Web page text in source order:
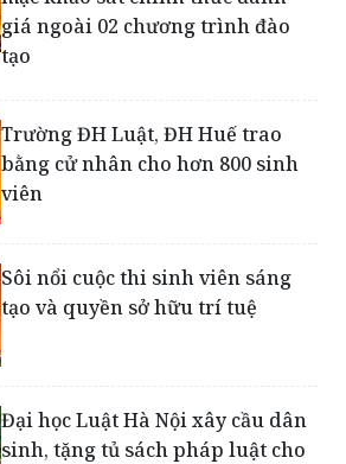
giá ngoài 02 chương trình đào
tạo
Trường ĐH Luật, ĐH Huế trao
bằng cử nhân cho hơn 800 sinh
viên
Sôi nổi cuộc thi sinh viên sáng
tạo và quyền sở hữu trí tuệ
Đại học Luật Hà Nội xây cầu dân
sinh, tặng tủ sách pháp luật cho